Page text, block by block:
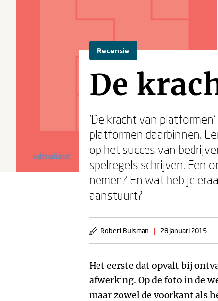
Recensie
De
‘De kracht van
platformen daarbinnen.
op het succes van
spelregels schrijven. Een
nemen? En wat heb je
aanstuurt?
Robert Buisman | 28 januari 2015
Het eerste dat opvalt bij
afwerking. Op de foto in de
maar zowel de voorkant als